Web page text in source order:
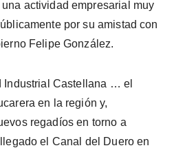
actividad empresarial muy
por su amistad con
Felipe González.
Industrial Castellana … el
en la región y,
regadíos en torno a
el Canal del Duero en